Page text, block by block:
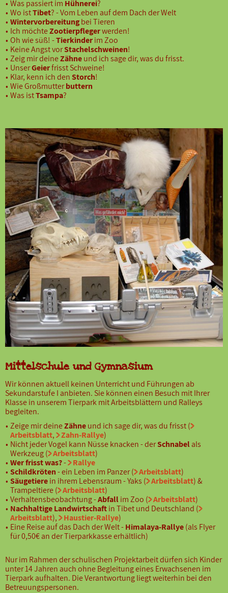
Was passiert im Hühnerei?
Wo istTibet? - Vom Leben auf dem Dach der Welt
Wintervorbereitungbei Tieren
Ich möchteZootierpflegerwerden!
Oh wie süß! -Tierkinderim Zoo
Keine Angst vorStachelschweinen!
Zeig mir deineZähneund ich sage dir, was du frisst.
UnserGeierfrisst Schweine!
Klar, kenn ich denStorch!
Wie Großmutterbuttern
Was istTsampa?
Mittelschule und Gymnasium
Wir können aktuell keinen Unterricht und Führungen ab
Sekundarstufe I anbieten. Sie können einen Besuch mit Ihrer
Klasse in unserem Tierpark mit Arbeitsblättern und Ralleys
begleiten.
Zeige mir deineZähneund ich sage dir, was du frisst (
Arbeitsblatt, Zahn-Rallye)
Nicht jeder Vogel kann Nüsse knacken - derSchnabelals
Werkzeug ( Arbeitsblatt)
Wer frisst was?-
Rallye
Schildkröten- ein Leben im Panzer ( Arbeitsblatt)
Säugetierein ihrem Lebensraum - Yaks ( Arbeitsblatt) &
Trampeltiere ( Arbeitsblatt)
Verhaltensbeobachtung -Abfallim Zoo ( Arbeitsblatt)
Nachhaltige Landwirtschaftin Tibet und Deutschland (
Arbeitsblatt), Haustier-Rallye)
Eine Reise auf das Dach der Welt -Himalaya-Rallye(als Flyer
für 0,50€ an der Tierparkkasse erhältlich)
Nur im Rahmen der schulischen Projektarbeit dürfen sich Kinder
unter 14 Jahren auch ohne Begleitung eines Erwachsenen im
Tierpark aufhalten. Die Verantwortung liegt weiterhin bei den
Betreuungspersonen.